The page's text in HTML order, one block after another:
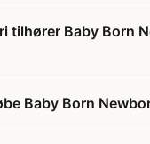
tilhører Baby Born
Baby Born